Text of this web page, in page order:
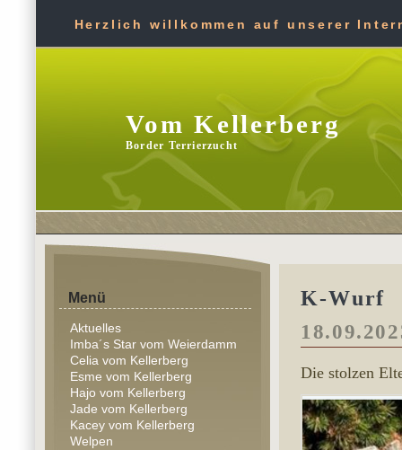
Herzlich willkommen auf unserer
Vom Kellerberg
Border Terrierzucht
K-Wurf
Die stolzen
Menü
Aktuelles
Imba´s Star vom Weierdamm
Celia vom Kellerberg
Esme vom Kellerberg
Hajo vom Kellerberg
Jade vom Kellerberg
Kacey vom Kellerberg
Welpen